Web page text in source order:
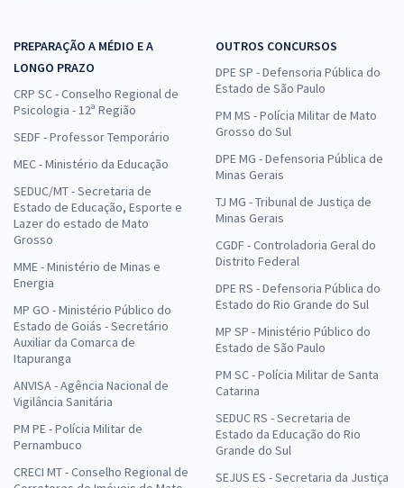
PREPARAÇÃO A MÉDIO E A
LONGO PRAZO
CRP SC - Conselho Regional de
Psicologia - 12ª Região
SEDF - Professor Temporário
MEC - Ministério da Educação
SEDUC/MT - Secretaria de
Estado de Educação, Esporte e
Lazer do estado de Mato
Grosso
MME - Ministério de Minas e
Energia
MP GO - Ministério Público do
Estado de Goiás - Secretário
Auxiliar da Comarca de
Itapuranga
ANVISA - Agência Nacional de
Vigilância Sanitária
PM PE - Polícia Militar de
Pernambuco
CRECI MT - Conselho Regional de
OUTROS CONCURSOS
DPE SP - Defensoria Pública do
Estado de São Paulo
PM MS - Polícia Militar de Mato
Grosso do Sul
DPE MG - Defensoria Pública de
Minas Gerais
TJ MG - Tribunal de Justiça de
Minas Gerais
CGDF - Controladoria Geral do
Distrito Federal
DPE RS - Defensoria Pública do
Estado do Rio Grande do Sul
MP SP - Ministério Público do
Estado de São Paulo
PM SC - Polícia Militar de Santa
Catarina
SEDUC RS - Secretaria de
Estado da Educação do Rio
Grande do Sul
SEJUS ES - Secretaria da Justiça